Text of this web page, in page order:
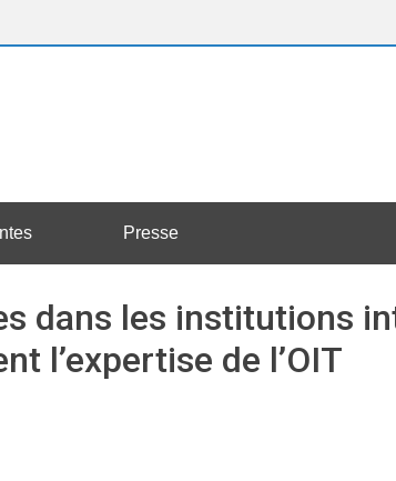
Presse
dans les institutions
l’expertise de l’OIT